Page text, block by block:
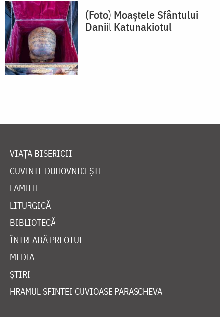
(Foto) Moaștele Sfântului
Daniil Katunakiotul
VIAȚA BISERICII
CUVINTE DUHOVNICEȘTI
FAMILIE
LITURGICĂ
BIBLIOTECĂ
ÎNTREABĂ PREOTUL
MEDIA
ȘTIRI
HRAMUL SFINTEI CUVIOASE PARASCHEVA